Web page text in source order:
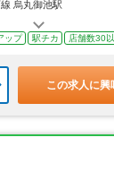
烏丸御池駅
ップ 駅チカ 店舗数30
この求人に興